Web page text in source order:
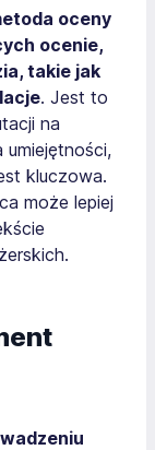
oceny
ocenie,
takie jak
. Jest to
na
kluczowa.
może lepiej